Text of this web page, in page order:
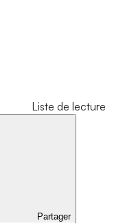
Liste de lecture
Partager